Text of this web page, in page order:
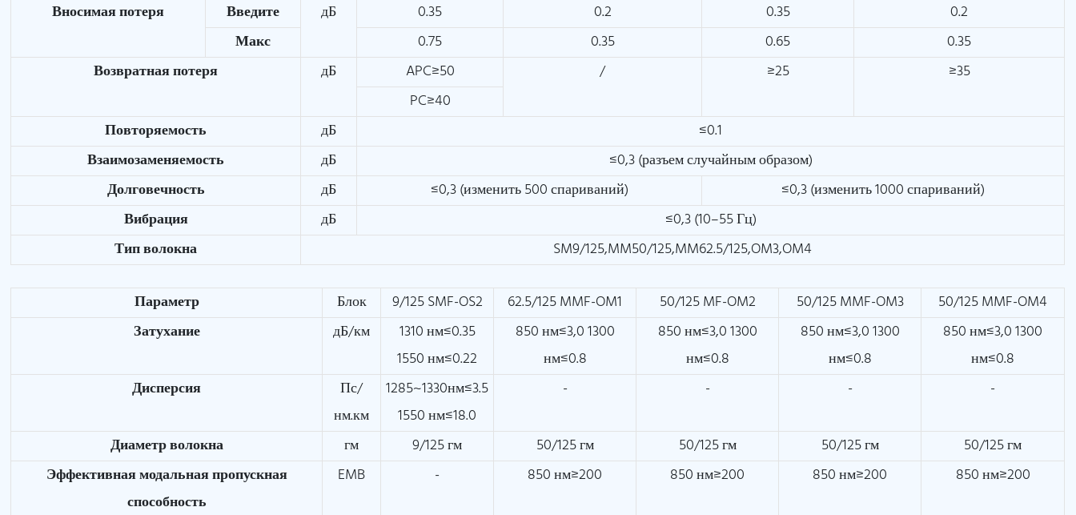
Вносимая потеря
Введите дБ 0.35 0.2 0.35
0.2
Макс
0.75 0.35 0.65
0.35
Возвратная потеря
дБ APC≥50 / ≥25
≥35
PC≥40
Повторяемость
дБ
≤0.1
Взаимозаменяемость
дБ
≤0,3 (разъем случайным образом)
Долговечность
дБ ≤0,3 (изменить 500 спариваний)
≤0,3 (изменить 1000 спариваний)
Вибрация
дБ
≤0,3 (10–55 Гц)
Тип волокна
SM9/125,MM50/125,MM62.5/125,OM3,OM4
Параметр Блок 9/125 SMF-OS2 62.5/125 MMF-OM1 50/125 MF-OM2 50/125 MMF-OM3
50/125 MMF-OM4
Затухание
дБ/км
1310 нм≤0.35
1550 нм≤0.22
850 нм≤3,0 1300
нм≤0.8
850 нм≤3,0 1300
нм≤0.8
850 нм≤3,0 1300
нм≤0.8
850 нм≤3,0 1300
нм≤0.8
Дисперсия
Пс/
нм.км
1285~1330нм≤3.5
1550 нм≤18.0
- - - -
Диаметр волокна гм 9/125 гм 50/125 гм 50/125 гм 50/125 гм
50/125 гм
Эффективная модальная пропускная
способность
EMB - 850 нм≥200 850 нм≥200 850 нм≥200 850 нм≥200